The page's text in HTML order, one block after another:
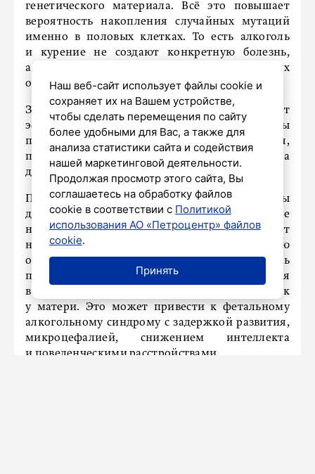
генетического материала. Всё это повышает
вероятность накопления случайных мутаций
именно в половых клетках. То есть алкоголь
и курение не создают конкретную болезнь,
а повышают риск случайных генетических
ошибок», – рассказала генетик.
Захаржевская отметила, что у мужчин этот
эффект особенно показателен: сперматозоиды
полностью обновляются примерно за 74 дня,
поэтому образ жизни отца за 2–3 месяца
до зачатия имеет значение.
По словам эксперта, важно различать периоды
до и после зачатия. Когда беременность уже
наступила, алкоголь и курение действуют
не столько на гены, сколько напрямую
отравляют развивающийся плод. Алкоголь
проходит через плаценту, и его концентрация
в крови ребенка становится такой же, как
у матери. Это может привести к фетальному
алкогольному синдрому с задержкой развития,
микроцефалией, снижением интеллекта
и поведенческими расстройствами.
Наш веб-сайт использует файлы cookie и
сохраняет их на Вашем устройстве,
чтобы сделать перемещения по сайту
более удобными для Вас, а также для
анализа статистики сайта и содействия
нашей маркетинговой деятельности.
Продолжая просмотр этого сайта, Вы
соглашаетесь на обработку файлов
cookie в соответствии с Политикой
использования АО «Петроцентр» файлов
cookie.
Принять